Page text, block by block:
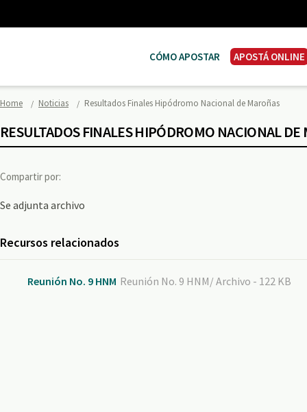
CÓMO APOSTAR APOSTÁ ONLINE
Home Noticias Resultados Finales Hipódromo Nacional de Maroñas
RESULTADOS FINALES HIPÓDROMO NACIONAL DE
Compartir por:
Se adjunta archivo
Recursos relacionados
Reunión No. 9 HNM Reunión No. 9 HNM/ Archivo - 122 KB